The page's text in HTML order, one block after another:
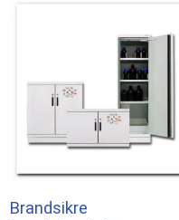
Brandsikre